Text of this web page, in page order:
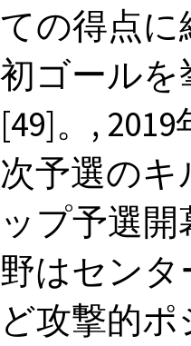
ての得点
初ゴールを
[49]。,
次予選の
ップ予選
野はセン
ど攻撃的